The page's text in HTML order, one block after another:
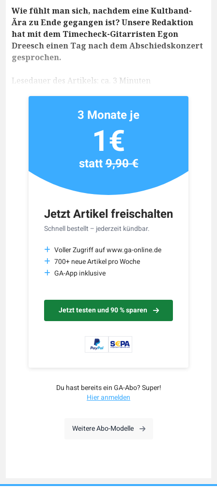
Wie fühlt man sich, nachdem eine Kultband-
Ära zu Ende gegangen ist? Unsere Redaktion
hat mit dem Timecheck-Gitarristen Egon
Dreesch einen Tag nach dem Abschiedskonzert
gesprochen.
Lesedauer des Artikels: ca. 3 Minuten
Jetzt Artikel freischalten
Schnell bestellt – jederzeit kündbar.
Voller Zugriff auf www.ga-online.de
700+ neue Artikel pro Woche
GA-App inklusive
Jetzt testen und 90 % sparen
3 Monate je
1€
statt9,90 €
Du hast bereits ein GA-Abo? Super!
Hier anmelden
Weitere Abo-Modelle